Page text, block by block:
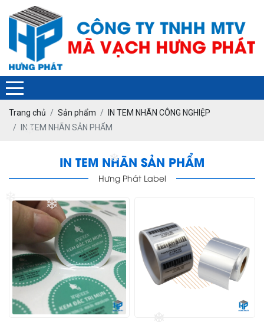
Trang chủ Sản phẩm
IN TEM NHÃN CÔNG NGHIỆP
IN TEM NHÃN SẢN PHẨM
IN TEM NHÃN SẢN PHẨM
Hưng Phát Label
❄
❄